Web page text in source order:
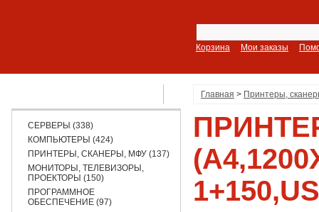
Корзина Мои заказы
СЕРВЕРЫ (338)
КОМПЬЮТЕРЫ (424)
ПРИНТЕРЫ, СКАНЕРЫ, МФУ (137)
МОНИТОРЫ, ТЕЛЕВИЗОРЫ,
ПРОЕКТОРЫ (150)
ПРОГРАММНОЕ
ОБЕСПЕЧЕНИЕ (97)
Главная > Принтеры,